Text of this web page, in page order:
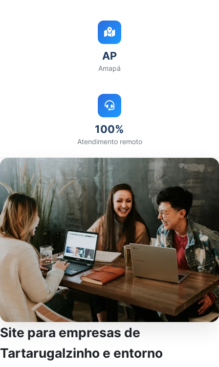
AP
Amapá
100%
Atendimento remoto
Site para empresas de
Tartarugalzinho e entorno